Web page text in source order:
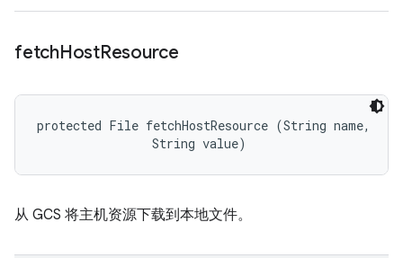
fetchHostResource
protected File fetchHostResource (String name,
                String value)
从 GCS 将主机资源下载到本地文件。